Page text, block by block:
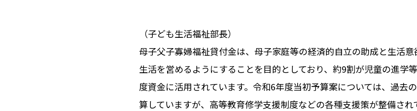
（子ども生活福祉部長）
母子父子寡婦福祉貸付金は、母子家庭等の経済的自立の助成と生活
生活を営めるようにすることを目的としており、約9割が児童の進学
度資金に活用されています。令和6年度当初予算案については、過去
算していますが、高等教育修学支援制度などの各種支援策が整備され